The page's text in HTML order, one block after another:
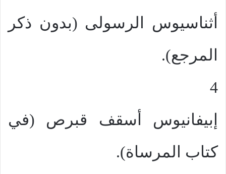
أثناسيوس الرسولى (بدون ذكر
المرجع).
4
إبيفانيوس أسقف قبرص (في
كتاب المرساة).